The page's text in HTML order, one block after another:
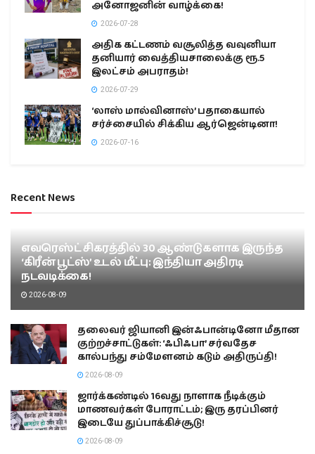
அனோஜனின் வாழ்க்கை!
2026-07-28
அதிக கட்டணம் வசூலித்த வவுனியா
தனியார் வைத்தியசாலைக்கு ரூ.5
இலட்சம் அபராதம்!
2026-07-29
‘லாஸ் மால்வினாஸ்’ பதாகையால்
சர்ச்சையில் சிக்கிய ஆர்ஜென்டினா!
2026-07-16
Recent News
எவரெஸ்ட் சிகரத்தில் 30 ஆண்டுகளாக இருந்த
‘கிரீன் பூட்ஸ்’ உடல் மீட்பு: இந்தியா அதிரடி
நடவடிக்கை!
2026-08-09
தலைவர் ஜியானி இன்ஃபான்டினோ மீதான
குற்றச்சாட்டுகள்: ‘ஃபிஃபா’ சர்வதேச
கால்பந்து சம்மேளனம் கடும் அதிருப்தி!
2026-08-09
ஜார்க்கண்டில் 16வது நாளாக நீடிக்கும்
மாணவர்கள் போராட்டம்; இரு தரப்பினர்
இடையே துப்பாக்கிச்சூடு!
2026-08-09